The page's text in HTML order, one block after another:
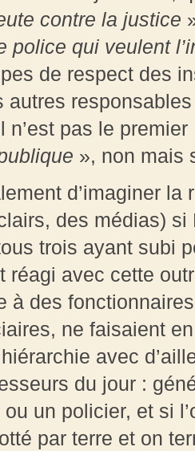
contre la justice
police qui veulent
de respect des
autres
n’est pas le
», non mais
d’imaginer
des médias)
trois ayant subi
réagi avec cette
à des
ne faisaient
avec
du jour :
un policier, et si
par terre et on